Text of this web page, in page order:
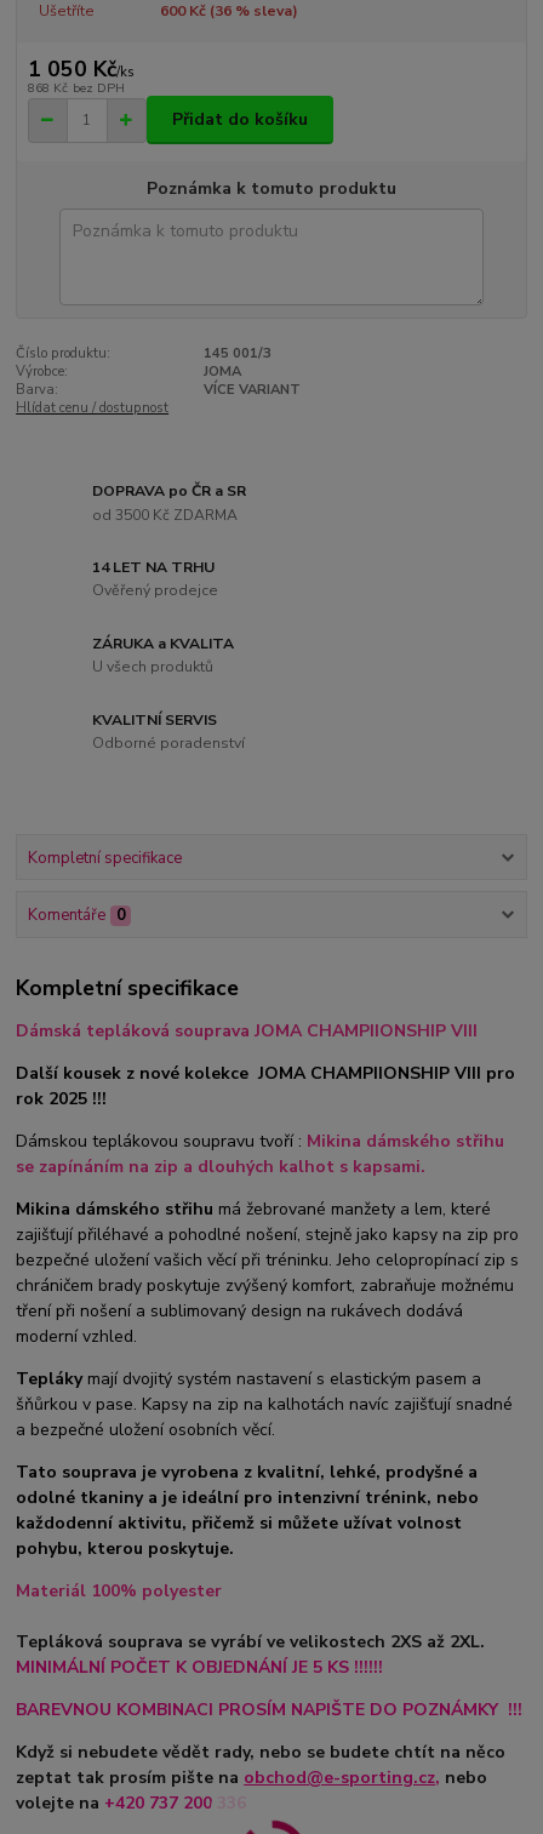
Ušetříte 600 Kč (36% sleva)
1 050 Kč/ks
868 Kč bez DPH
Přidat do košíku
Poznámka k tomuto produktu
Číslo produktu:
145 001/3
Výrobce:
JOMA
Barva:
VÍCE VARIANT
Hlídat cenu / dostupnost
DOPRAVA po ČR a SR
od 3500 Kč ZDARMA
14 LET NA TRHU
Ověřený prodejce
ZÁRUKA a KVALITA
U všech produktů
KVALITNÍ SERVIS
Odborné poradenství
Kompletní specifikace
Komentáře 0
Kompletní specifikace
Dámská tepláková souprava JOMA CHAMPIIONSHIP VIII
Další kousek z nové kolekce JOMA CHAMPIIONSHIP VIII pro
rok 2025 !!!
Dámskou teplákovou soupravu tvoří : Mikina dámského střihu
se zapínáním na zip a dlouhých kalhot s kapsami.
Mikina dámského střihu má žebrované manžety a lem, které
zajišťují přiléhavé a pohodlné nošení, stejně jako kapsy na zip pro
bezpečné uložení vašich věcí při tréninku. Jeho celopropínací zip s
chráničem brady poskytuje zvýšený komfort, zabraňuje možnému
tření při nošení a sublimovaný design na rukávech dodává
moderní vzhled.
Teplákymají dvojitý systém nastavení s elastickým pasem a
šňůrkou v pase. Kapsy na zip na kalhotách navíc zajišťují snadné
a bezpečné uložení osobních věcí.
Tato souprava je vyrobena z kvalitní, lehké, prodyšné a
odolné tkaniny a je ideální pro intenzivní trénink, nebo
každodenní aktivitu, přičemž si můžete užívat volnost
pohybu, kterou poskytuje.
Materiál 100% polyester
Tepláková souprava se vyrábí ve velikostech 2XS až 2XL.
MINIMÁLNÍ POČET K OBJEDNÁNÍ JE 5 KS !!!!!!
BAREVNOU KOMBINACI PROSÍM NAPIŠTE DO POZNÁMKY !!!
Když si nebudete vědět rady, nebo se budete chtít na něco
zeptat tak prosím pište na obchod@e-sporting.cz, nebo
volejte na +420 737 200 336